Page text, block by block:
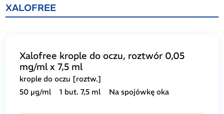
XALOFREE
Xalofree krople do oczu, roztwór 0,05
mg/ml x 7,5 ml
krople do oczu [roztw.]
50 µg/ml
1 but. 7,5 ml Na spojówkę oka